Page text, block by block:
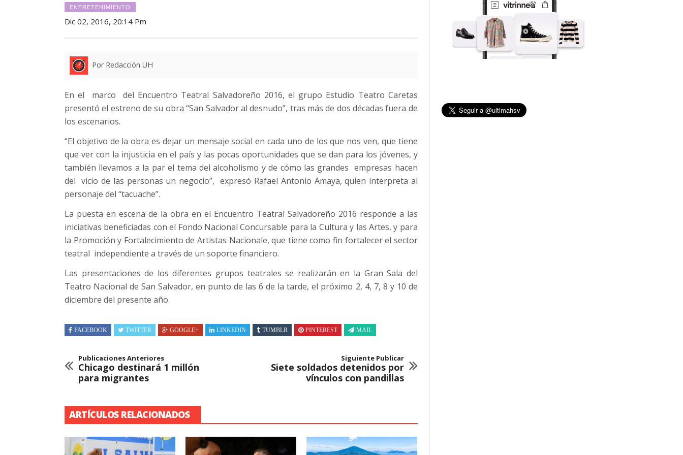
ENTRETENIMIENTO
Dic 02, 2016, 20:14 Pm
Por Redacción UH
En el marco del Encuentro Teatral Salvadoreño 2016, el grupo Estudio Teatro Caretas
presentó el estreno de su obra “San Salvador al desnudo”, tras más de dos décadas fuera de
los escenarios.
“El objetivo de la obra es dejar un mensaje social en cada uno de los que nos ven, que tiene
que ver con la injusticia en el país y las pocas oportunidades que se dan para los jóvenes, y
también llevamos a la par el tema del alcoholismo y de cómo las grandes empresas hacen
del vicio de las personas un negocio”, expresó Rafael Antonio Amaya, quien interpreta al
personaje del “tacuache”.
La puesta en escena de la obra en el Encuentro Teatral Salvadoreño 2016 responde a las
iniciativas beneficiadas con el Fondo Nacional Concursable para la Cultura y las Artes, y para
la Promoción y Fortalecimiento de Artistas Nacionale, que tiene como fin fortalecer el sector
teatral independiente a través de un soporte financiero.
Las presentaciones de los diferentes grupos teatrales se realizarán en la Gran Sala del
Teatro Nacional de San Salvador, en punto de las 6 de la tarde, el próximo 2, 4, 7, 8 y 10 de
diciembre del presente año.
FACEBOOK TWITTER GOOGLE+ LINKEDIN TUMBLR PINTEREST MAIL
Publicaciones Anteriores
Chicago destinará 1 millón
para migrantes
Siguiente Publicar
Siete soldados detenidos por
vínculos con pandillas
ARTÍCULOS RELACIONADOS